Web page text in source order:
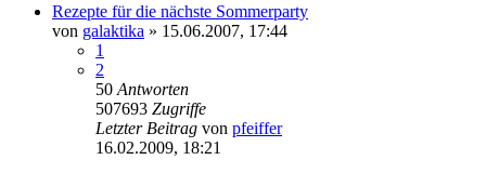
Rezepte für die nächste Sommerparty
von galaktika » 15.06.2007, 17:44
1
2
50 Antworten
507693 Zugriffe
Letzter Beitrag von pfeiffer
16.02.2009, 18:21